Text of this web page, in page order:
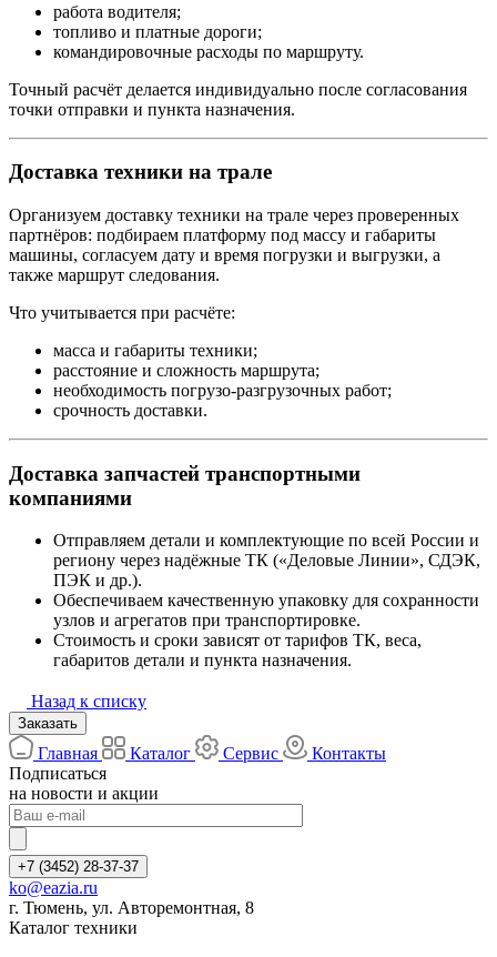
работа водителя;
топливо и платные дороги;
командировочные расходы по маршруту.
Точный расчёт делается индивидуально после согласования
точки отправки и пункта назначения.
Доставка техники на трале
Организуем доставку техники на трале через проверенных
партнёров: подбираем платформу под массу и габариты
машины, согласуем дату и время погрузки и выгрузки, а
также маршрут следования.
Что учитывается при расчёте:
масса и габариты техники;
расстояние и сложность маршрута;
необходимость погрузо-разгрузочных работ;
срочность доставки.
Доставка запчастей транспортными
компаниями
Отправляем детали и комплектующие по всей России и
региону через надёжные ТК («Деловые Линии», СДЭК,
ПЭК и др.).
Обеспечиваем качественную упаковку для сохранности
узлов и агрегатов при транспортировке.
Стоимость и сроки зависят от тарифов ТК, веса,
габаритов детали и пункта назначения.
Назад к списку
Заказать
Главная Каталог Сервис
Контакты
Подписаться
на новости и акции
+7 (3452) 28-37-37
ko@eazia.ru
г. Тюмень, ул. Авторемонтная, 8
Каталог техники